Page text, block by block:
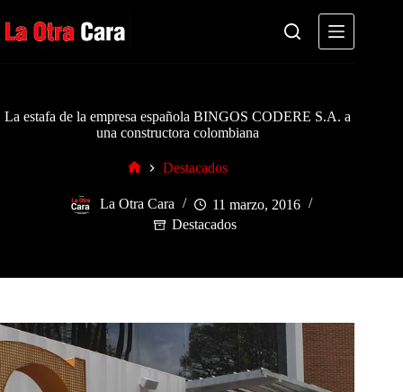
al
contenido
La estafa de la empresa española BINGOS CODERE S.A. a
una constructora colombiana
Destacados
La Otra Cara
11 marzo, 2016
Destacados